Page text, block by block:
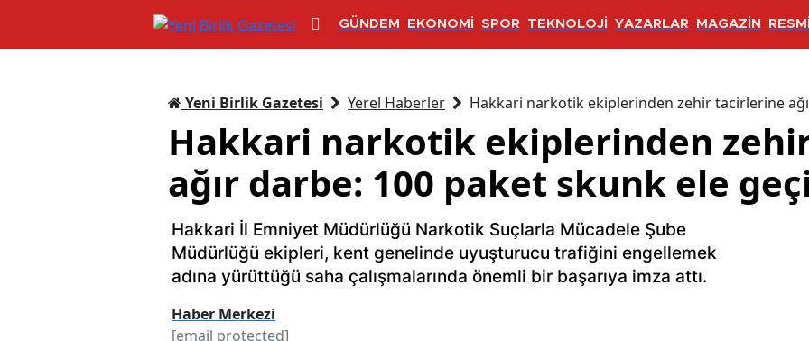
GÜNDEM EKONOMİ SPOR TEKNOLOJİ YAZARLAR MAGAZİN
Yeni Birlik Gazetesi Yerel Haberler Hakkari narkotik ekiplerinden zehir tacirlerine
Hakkari narkotik ekiplerinden
ağır darbe: 100 paket skunk ele
Hakkari İl Emniyet Müdürlüğü Narkotik Suçlarla Mücadele Şube
Müdürlüğü ekipleri, kent genelinde uyuşturucu trafiğini engellemek
adına yürüttüğü saha çalışmalarında önemli bir başarıya imza attı.
Haber Merkezi
[email protected]